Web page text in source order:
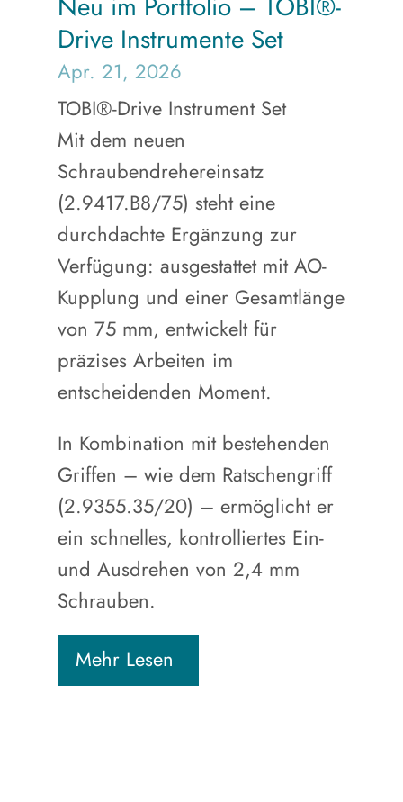
Drive Instrumente Set
Apr. 21, 2026
TOBI®-Drive Instrument Set
Mit dem neuen
Schraubendrehereinsatz
(2.9417.B8/75) steht eine
durchdachte Ergänzung zur
Verfügung: ausgestattet mit AO-
Kupplung und einer Gesamtlänge
von 75 mm, entwickelt für
präzises Arbeiten im
entscheidenden Moment.
In Kombination mit bestehenden
Griffen – wie dem Ratschengriff
(2.9355.35/20) – ermöglicht er
ein schnelles, kontrolliertes Ein-
und Ausdrehen von 2,4 mm
Schrauben.
Mehr Lesen